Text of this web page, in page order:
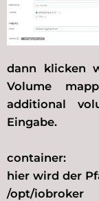
dann klicken
Volume
additional
Eingabe.
container:
hier wird der
/opt/iobroker